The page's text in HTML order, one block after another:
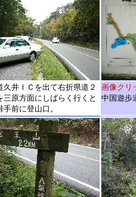
久井ＩＣを出て右折県道２
三原方面にしばらく行くと
手前に登山口。
画像クリ
中国遊歩